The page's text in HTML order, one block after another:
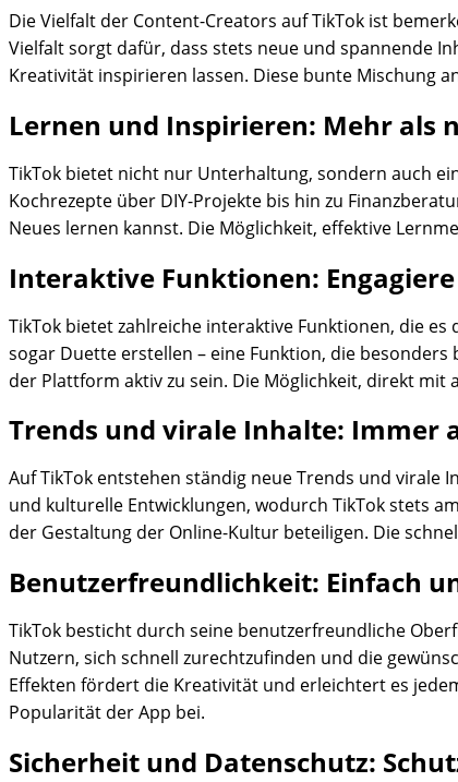
Die Vielfalt der Content-Creators auf TikTok ist
Vielfalt sorgt dafür, dass stets neue und spannende
Kreativität inspirieren lassen. Diese bunte Mischung
Lernen und Inspirieren: Mehr als
TikTok bietet nicht nur Unterhaltung, sondern auch
Kochrezepte über DIY-Projekte bis hin zu
Neues lernen kannst. Die Möglichkeit, effektive
Interaktive Funktionen:
TikTok bietet zahlreiche interaktive Funktionen, die
sogar Duette erstellen – eine Funktion, die
der Plattform aktiv zu sein. Die Möglichkeit, direkt
Trends und virale Inhalte: Immer
Auf TikTok entstehen ständig neue Trends und virale
und kulturelle Entwicklungen, wodurch TikTok stets
der Gestaltung der Online-Kultur beteiligen. Die
Benutzerfreundlichkeit: Einfach
TikTok besticht durch seine benutzerfreundliche
Nutzern, sich schnell zurechtzufinden und die
Effekten fördert die Kreativität und erleichtert es
Popularität der App bei.
Sicherheit und Datenschutz: